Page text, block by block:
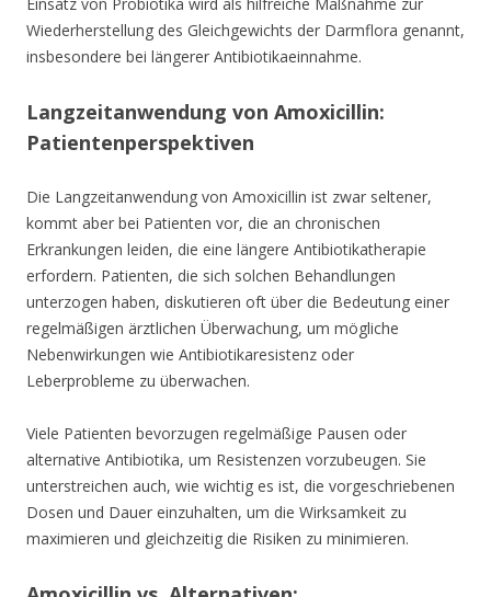
Wiederherstellung des Gleichgewichts der Darmflora genannt,
insbesondere bei längerer Antibiotikaeinnahme.
Langzeitanwendung von Amoxicillin:
Patientenperspektiven
Die Langzeitanwendung von Amoxicillin ist zwar seltener,
kommt aber bei Patienten vor, die an chronischen
Erkrankungen leiden, die eine längere Antibiotikatherapie
erfordern. Patienten, die sich solchen Behandlungen
unterzogen haben, diskutieren oft über die Bedeutung einer
regelmäßigen ärztlichen Überwachung, um mögliche
Nebenwirkungen wie Antibiotikaresistenz oder
Leberprobleme zu überwachen.
Viele Patienten bevorzugen regelmäßige Pausen oder
alternative Antibiotika, um Resistenzen vorzubeugen. Sie
unterstreichen auch, wie wichtig es ist, die vorgeschriebenen
Dosen und Dauer einzuhalten, um die Wirksamkeit zu
maximieren und gleichzeitig die Risiken zu minimieren.